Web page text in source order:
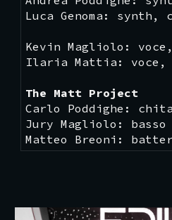
Luca Genoma: synth,
Kevin Magliolo:
Ilaria Mattia: voce,
The Matt Project
Carlo Poddighe:
Jury Magliolo: basso
Matteo Breoni: